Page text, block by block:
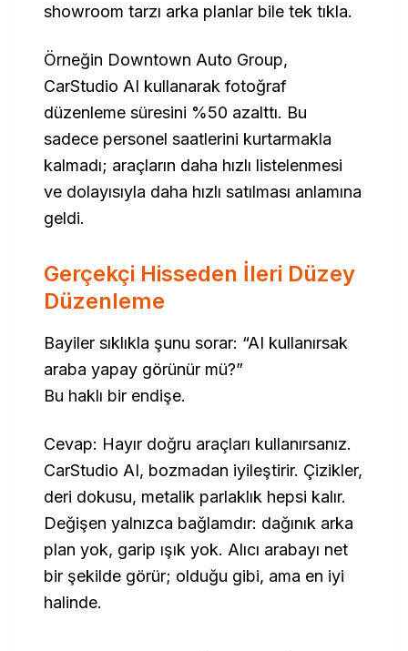
showroom tarzı arka planlar bile tek tıkla.
Örneğin Downtown Auto Group,
CarStudio AI kullanarak fotoğraf
düzenleme süresini %50 azalttı. Bu
sadece personel saatlerini kurtarmakla
kalmadı; araçların daha hızlı listelenmesi
ve dolayısıyla daha hızlı satılması anlamına
geldi.
Gerçekçi Hisseden İleri Düzey
Düzenleme
Bayiler sıklıkla şunu sorar: “AI kullanırsak
araba yapay görünür mü?”
Bu haklı bir endişe.
Cevap: Hayır doğru araçları kullanırsanız.
CarStudio AI, bozmadan iyileştirir. Çizikler,
deri dokusu, metalik parlaklık hepsi kalır.
Değişen yalnızca bağlamdır: dağınık arka
plan yok, garip ışık yok. Alıcı arabayı net
bir şekilde görür; olduğu gibi, ama en iyi
halinde.